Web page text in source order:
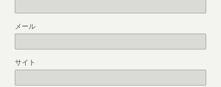
メール
サイト